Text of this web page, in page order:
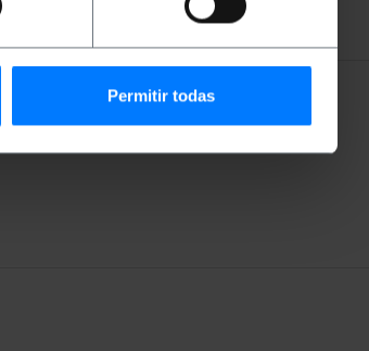
Permitir todas